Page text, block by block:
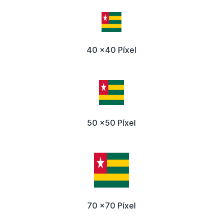
40 x40 Píxel
50 x50 Píxel
70 x70 Píxel